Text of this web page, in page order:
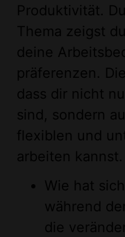
Produktivität.
Thema zeigst
deine
präferenzen.
dass dir nicht
sind, sondern
flexiblen und
arbeiten kannst.
Wie hat
während
die